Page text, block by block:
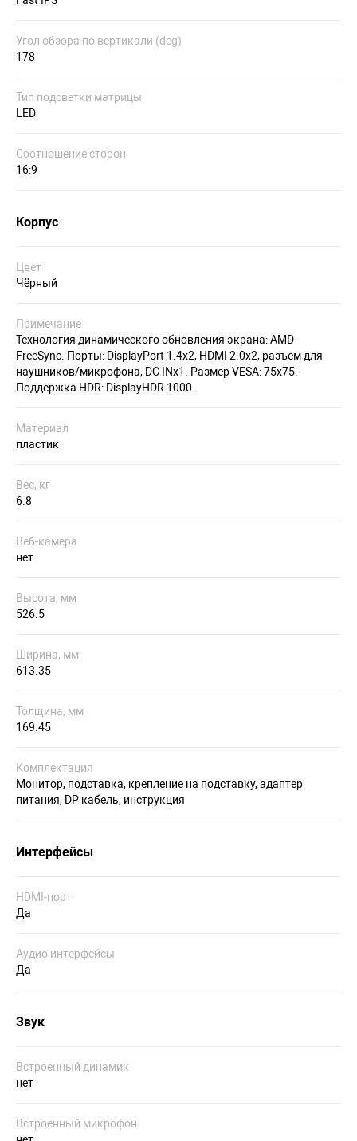
Угол обзора по вертикали (deg)
178
Тип подсветки матрицы
LED
Соотношение сторон
16:9
Корпус
Цвет
Чёрный
Примечание
Технология динамического обновления экрана: AMD
FreeSync. Порты: DisplayPort 1.4x2, HDMI 2.0x2, разъем для
наушников/микрофона, DC INх1. Размер VESA: 75х75.
Поддержка HDR: DisplayHDR 1000.
Материал
пластик
Вес, кг
6.8
Веб-камера
нет
Высота, мм
526.5
Ширина, мм
613.35
Толщина, мм
169.45
Комплектация
Монитор, подставка, крепление на подставку, адаптер
питания, DP кабель, инструкция
Интерфейсы
HDMI-порт
Да
Аудио интерфейсы
Да
Звук
Встроенный динамик
нет
Встроенный микрофон